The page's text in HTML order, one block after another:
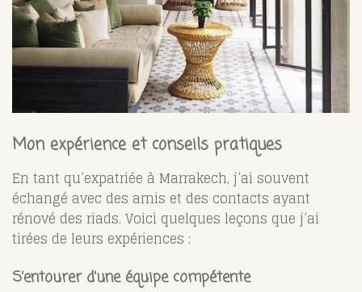
Mon expérience et conseils pratiques
En tant qu’expatriée à Marrakech, j’ai souvent
échangé avec des amis et des contacts ayant
rénové des riads. Voici quelques leçons que j’ai
tirées de leurs expériences :
S’entourer d’une équipe compétente